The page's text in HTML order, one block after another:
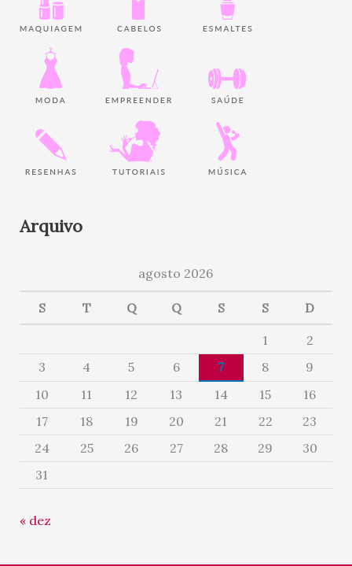
Arquivo
agosto 2026
S T Q Q S S D
1
2
3
4 5 6 7 8
9
10
11 12 13 14 15
16
17
18 19 20 21 22
23
24
25 26 27 28 29
30
31
« dez